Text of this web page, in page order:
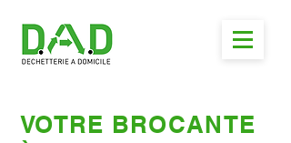
VOTRE BROCANTE